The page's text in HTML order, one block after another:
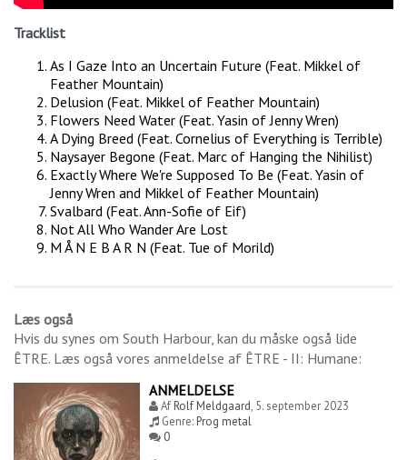
Tracklist
As I Gaze Into an Uncertain Future (Feat. Mikkel of
Feather Mountain)
Delusion (Feat. Mikkel of Feather Mountain)
Flowers Need Water (Feat. Yasin of Jenny Wren)
A Dying Breed (Feat. Cornelius of Everything is Terrible)
Naysayer Begone (Feat. Marc of Hanging the Nihilist)
Exactly Where We're Supposed To Be (Feat. Yasin of
Jenny Wren and Mikkel of Feather Mountain)
Svalbard (Feat. Ann-Sofie of Eif)
Not All Who Wander Are Lost
M Å N E B A R N (Feat. Tue of Morild)
Læs også
Hvis du synes om South Harbour, kan du måske også lide
ÊTRE. Læs også vores anmeldelse af ÊTRE - II: Humane:
ANMELDELSE
AfRolf Meldgaard, 5. september 2023
Genre:Prog metal
0